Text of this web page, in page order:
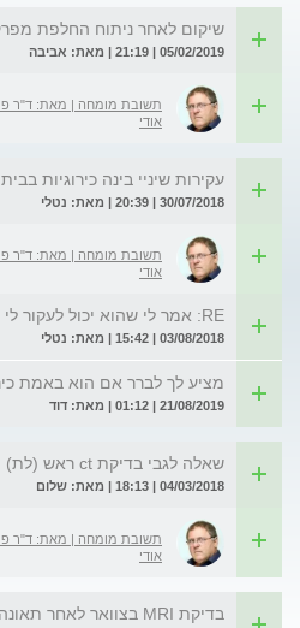
שיקום לאחר ניתוח החלפת
05/02/2019 | 21:19 | מאת: אביבה
תשובת מומחה | מאת: ד"ר
אודי
עקירות שיניי בינה כירוגיות
30/07/2018 | 20:39 | מאת: נטלי
תשובת מומחה | מאת: ד"ר
אודי
RE: אמר לי שהוא יכול לעקור לי
03/08/2018 | 15:42 | מאת: נטלי
מציע לך לברר אם הוא באמת
21/08/2019 | 01:12 | מאת: דוד
שאלה לגבי בדיקת ct ראש (לת)
04/03/2018 | 18:13 | מאת: שלום
תשובת מומחה | מאת: ד"ר
אודי
בדיקת MRI בצוואר לאחר תאונה (לת)